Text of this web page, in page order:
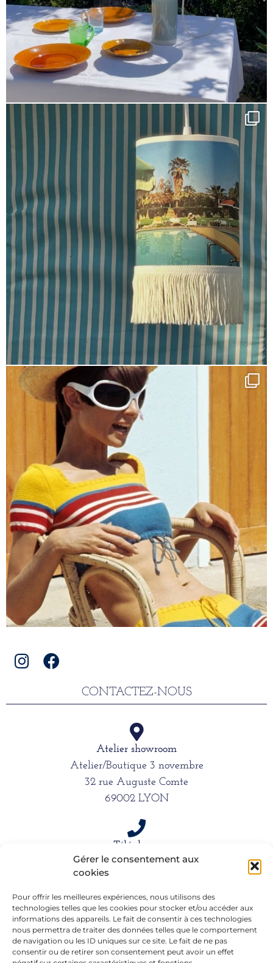
Gérer le consentement aux
cookies
Pour offrir les meilleures expériences, nous utilisons des
technologies telles que les cookies pour stocker et/ou accéder aux
informations des appareils. Le fait de consentir à ces technologies
nous permettra de traiter des données telles que le comportement
de navigation ou les ID uniques sur ce site. Le fait de ne pas
consentir ou de retirer son consentement peut avoir un effet
CONTACTEZ-NOUS
Atelier showroom
Atelier/Boutique 3 novembre
32 rue Auguste Comte
69002 LYON
Téléphone
06 15 61 39 66
Mail
alexandra.dargentre@sfr.fr